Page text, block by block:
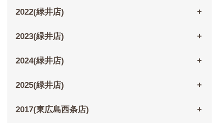
2022(緑井店)
2023(緑井店)
2024(緑井店)
2025(緑井店)
2017(東広島西条店)